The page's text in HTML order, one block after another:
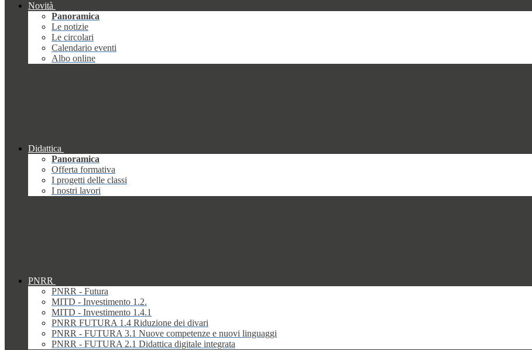
Novità
Panoramica
Le notizie
Le circolari
Calendario eventi
Albo online
Didattica
Panoramica
Offerta formativa
I progetti delle classi
I nostri lavori
PNRR
PNRR - Futura
MITD - Investimento 1.2.
MITD - Investimento 1.4.1
PNRR FUTURA 1.4 Riduzione dei divari
PNRR - FUTURA 3.1 Nuove competenze e nuovi linguaggi
PNRR - FUTURA 2.1 Didattica digitale integrata